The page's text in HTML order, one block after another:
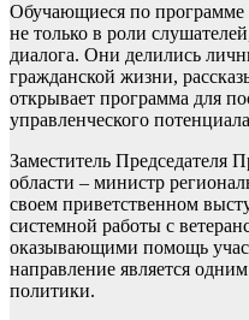
Обучающиеся по
не только в роли
диалога. Они делились
гражданской жизни,
открывает программа для
управленческого
Заместитель Председателя
области – министр
своем приветственном
системной работы с
оказывающими помощь
направление является
политики.